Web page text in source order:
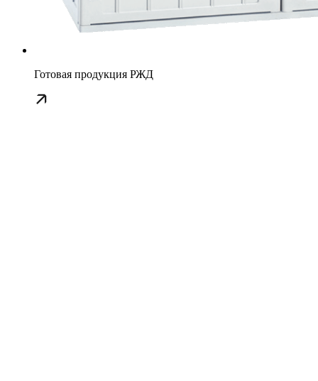
Готовая продукция РЖД